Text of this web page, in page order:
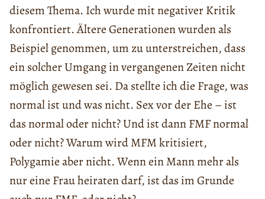
diesem Thema. Ich wurde mit negativer Kritik
konfrontiert. Ältere Generationen wurden als
Beispiel genommen, um zu unterstreichen, dass
ein solcher Umgang in vergangenen Zeiten nicht
möglich gewesen sei. Da stellte ich die Frage, was
normal ist und was nicht. Sex vor der Ehe – ist
das normal oder nicht? Und ist dann FMF normal
oder nicht? Warum wird MFM kritisiert,
Polygamie aber nicht. Wenn ein Mann mehr als
nur eine Frau heiraten darf, ist das im Grunde